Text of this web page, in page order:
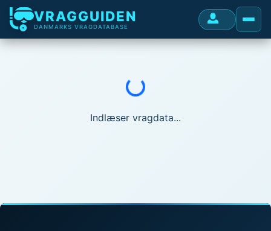
VRAGGUIDEN
DANMARKS VRAGDATABASE
Indlæser...
Indlæser vragdata...